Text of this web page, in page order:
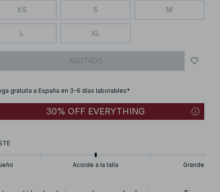
XS S M
L XL
AGOTADO
gratuita a España en 3-6 días laborables*
30% OFF EVERYTHING
Acorde a la talla Grande